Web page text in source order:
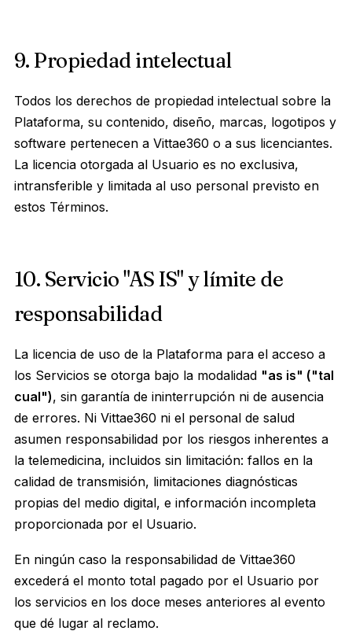
9. Propiedad intelectual
Todos los derechos de propiedad intelectual sobre la
Plataforma, su contenido, diseño, marcas, logotipos y
software pertenecen a Vittae360 o a sus licenciantes.
La licencia otorgada al Usuario es no exclusiva,
intransferible y limitada al uso personal previsto en
estos Términos.
10. Servicio "AS IS" y límite de
responsabilidad
La licencia de uso de la Plataforma para el acceso a
los Servicios se otorga bajo la modalidad "as is" ("tal
cual"), sin garantía de ininterrupción ni de ausencia
de errores. Ni Vittae360 ni el personal de salud
asumen responsabilidad por los riesgos inherentes a
la telemedicina, incluidos sin limitación: fallos en la
calidad de transmisión, limitaciones diagnósticas
propias del medio digital, e información incompleta
proporcionada por el Usuario.
En ningún caso la responsabilidad de Vittae360
excederá el monto total pagado por el Usuario por
los servicios en los doce meses anteriores al evento
que dé lugar al reclamo.